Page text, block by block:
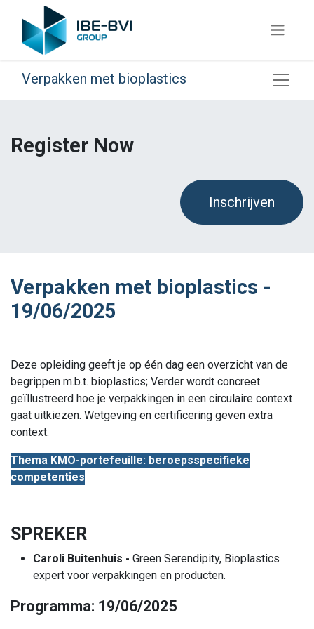
Verpakken met bioplastics
Register Now
Inschrijven
Verpakken met bioplastics -
19/06/2025
Deze opleiding geeft je op één dag een overzicht van de
begrippen m.b.t. bioplastics; Verder wordt concreet
geïllustreerd hoe je verpakkingen in een circulaire context
gaat uitkiezen. Wetgeving en certificering geven extra
context.
Thema KMO-portefeuille: beroepsspecifieke
competenties
SPREKER
Caroli Buitenhuis - Green Serendipity, Bioplastics
expert voor verpakkingen en producten.
Programma: 19/06/2025